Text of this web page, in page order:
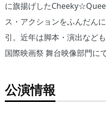
に旗揚げした
ス・アクションをふんだん
引。近年は脚本・演出など
国際映画祭 舞台映像部門に
公演情報